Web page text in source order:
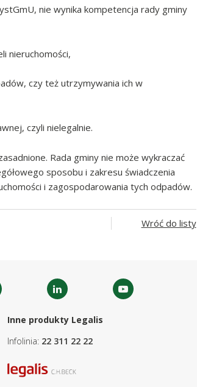
nie wynika kompetencja rady gminy
nieruchomości,
czy też utrzymywania ich w
czyli nielegalnie.
Rada gminy nie może wykraczać
sposobu i zakresu świadczenia
i zagospodarowania tych odpadów.
Wróć do listy
Inne produkty Legalis
Infolinia: 22 311 22 22